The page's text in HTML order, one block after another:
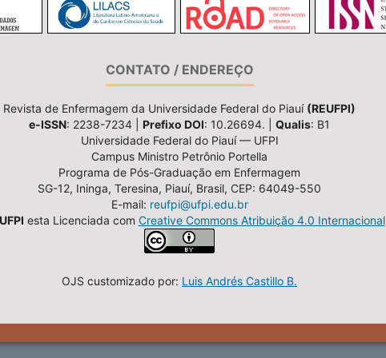
CONTATO / ENDEREÇO
Revista de Enfermagem da Universidade Federal do Piauí (REUFPI)
e-ISSN: 2238-7234 | Prefixo DOI: 10.26694. | Qualis: B1
Universidade Federal do Piauí — UFPI
Campus Ministro Petrônio Portella
Programa de Pós-Graduação em Enfermagem
SG-12, Ininga, Teresina, Piauí, Brasil, CEP: 64049-550
E-mail: reufpi@ufpi.edu.br
esta Licenciada com Creative Commons Atribuição 4.0 Internacional
OJS customizado por: Luis Andrés Castillo B.